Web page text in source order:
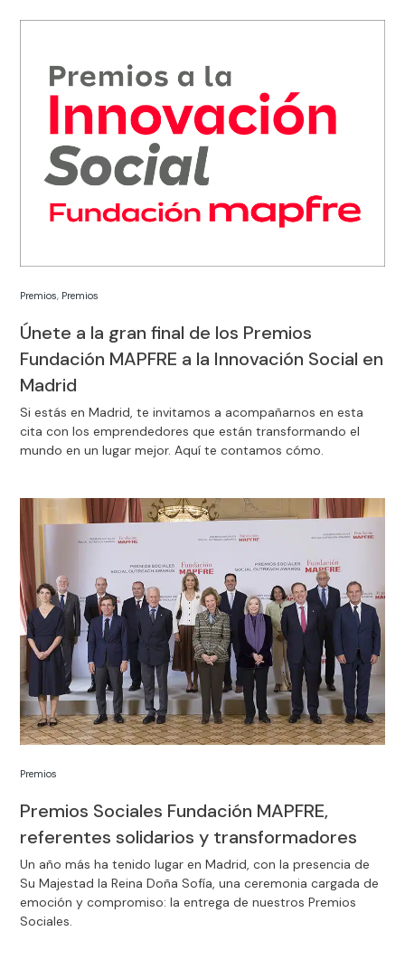
Únete a la gran final de los Premios
Fundación MAPFRE a la Innovación Social en
Madrid
Premios, Premios
Si estás en Madrid, te invitamos a acompañarnos en esta
cita con los emprendedores que están transformando el
mundo en un lugar mejor. Aquí te contamos cómo.
Premios Sociales Fundación MAPFRE,
referentes solidarios y transformadores
Premios
Un año más ha tenido lugar en Madrid, con la presencia de
Su Majestad la Reina Doña Sofía, una ceremonia cargada de
emoción y compromiso: la entrega de nuestros Premios
Sociales.